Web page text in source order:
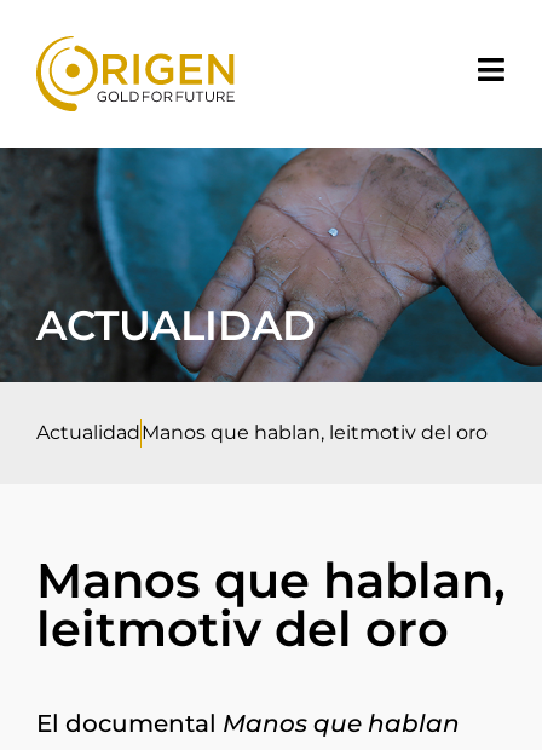
ACTUALIDAD
ActualidadManos que hablan, leitmotiv del oro
Manos que hablan,
leitmotiv del oro
El documental Manos que hablan